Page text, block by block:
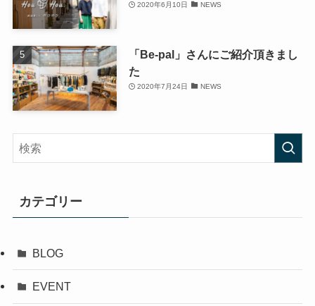
2020年6月10日 NEWS
「Be-pal」さんにご紹介頂きまし
た
2020年7月24日 NEWS
カテゴリー
BLOG
EVENT